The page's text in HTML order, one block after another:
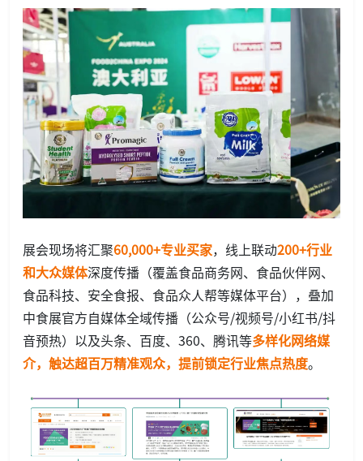
展会现场将汇聚60,000+专业买家，线上联动200+行业
和大众媒体深度传播（覆盖食品商务网、食品伙伴网、
食品科技、安全食报、食品众人帮等媒体平台），叠加
中食展官方自媒体全域传播（公众号/视频号/小红书/抖
音预热）以及头条、百度、360、腾讯等多样化网络媒
介，触达超百万精准观众，提前锁定行业焦点热度。